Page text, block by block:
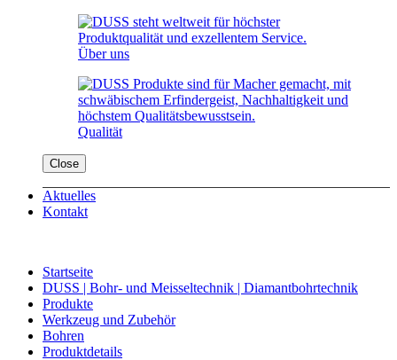
Über uns
Qualität
Close
Aktuelles
Kontakt
Startseite
DUSS | Bohr- und Meisseltechnik | Diamantbohrtechnik
Produkte
Werkzeug und Zubehör
Bohren
Produktdetails